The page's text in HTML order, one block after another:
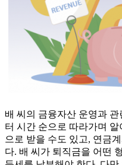
배 씨의 금융자산 운영과
터 시간 순으로 따라가며
으로 받을 수도 있고, 연금
다. 배 씨가 퇴직금을 어떤